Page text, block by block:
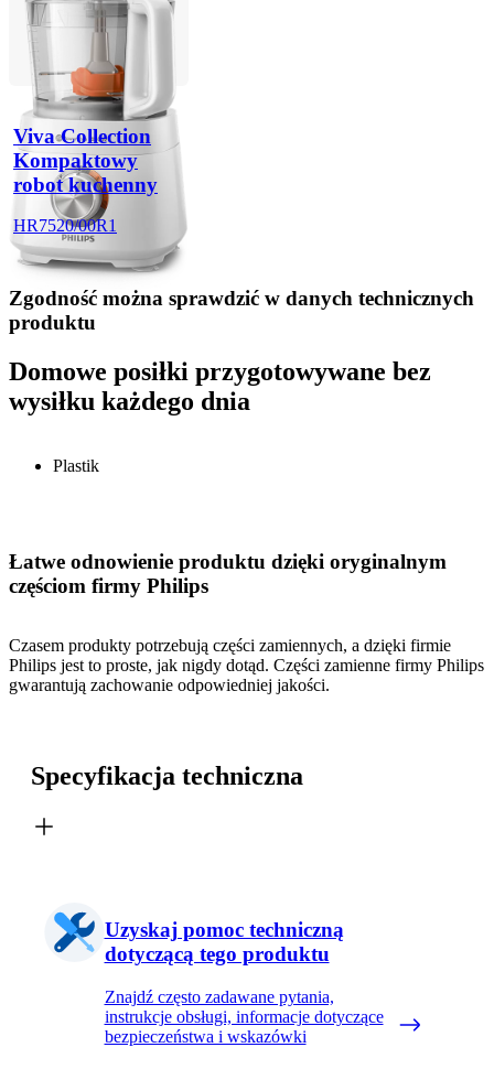
Viva Collection
Kompaktowy
robot kuchenny
HR7520/00R1
Zgodność można sprawdzić w danych technicznych
produktu
Domowe posiłki przygotowywane bez
wysiłku każdego dnia
Plastik
Łatwe odnowienie produktu dzięki oryginalnym
częściom firmy Philips
Czasem produkty potrzebują części zamiennych, a dzięki firmie
Philips jest to proste, jak nigdy dotąd. Części zamienne firmy Philips
gwarantują zachowanie odpowiedniej jakości.
Specyfikacja techniczna
Uzyskaj pomoc techniczną
dotyczącą tego produktu
Znajdź często zadawane pytania,
instrukcje obsługi, informacje dotyczące
bezpieczeństwa i wskazówki